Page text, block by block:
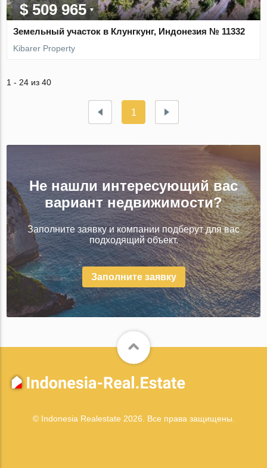
$ 509 965
Земельный участок в Клунгкунг, Индонезия № 11332
Kibarer Property
1 - 24 из 40
1
Не нашли интересующий вас
вариант недвижимости?
Заполните заявку и компании подберут для вас
подходящий объект.
Заполните заявку
© Indonesia Realestate 2026. Все права защищены.